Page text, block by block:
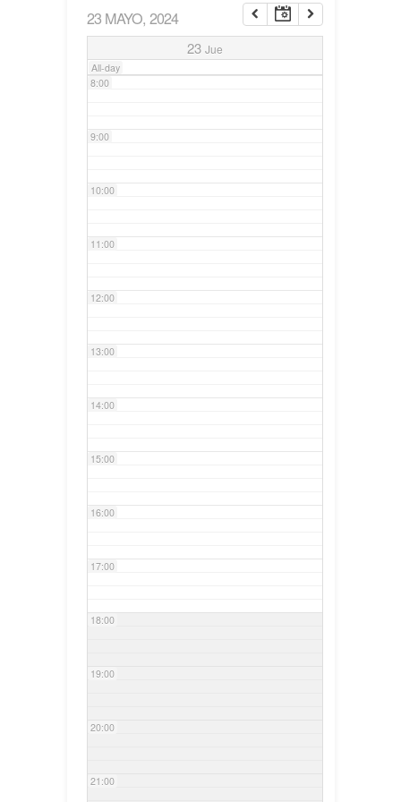
23 MAYO, 2024
23 Jue
All-day
7:00
8:00
9:00
10:00
11:00
12:00
13:00
14:00
15:00
16:00
17:00
18:00
19:00
20:00
21:00